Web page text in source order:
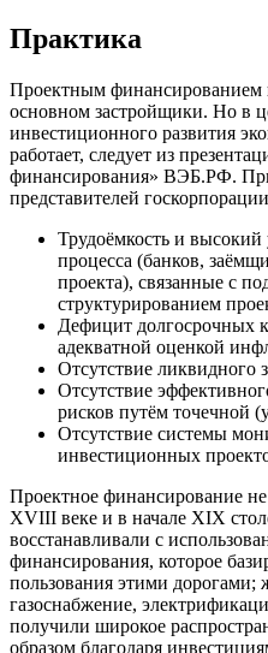
Практика
Проектным финансированием
основном застройщики. Но в
инвестиционного развития
работает, следует из
финансирования» ВЭБ.РФ.
представителей
Трудоёмкость и высокий
процесса (банков,
проекта), связанные с
структурированием
Дефицит долгосрочных
адекватной оценкой
Отсутствие ликвидного
Отсутствие
рисков путём точечной
Отсутствие системы
инвестиционных
Проектное финансирование
XVIII веке и в начале XIX
восстанавливали с
финансирования, которое
пользования этими дорогами;
газоснабжение,
получили широкое
образом благодаря